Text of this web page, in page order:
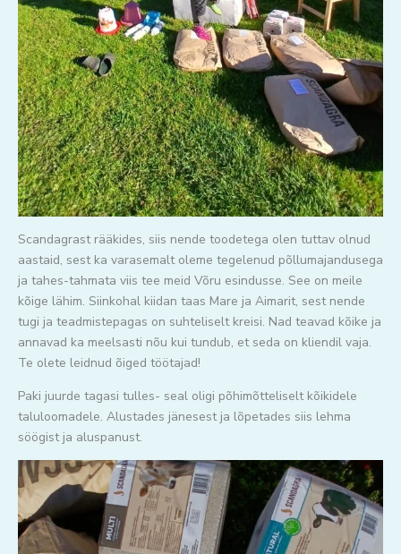
Scandagrast rääkides, siis nende toodetega olen tuttav olnud
aastaid, sest ka varasemalt oleme tegelenud põllumajandusega
ja tahes-tahmata viis tee meid Võru esindusse. See on meile
kõige lähim. Siinkohal kiidan taas Mare ja Aimarit, sest nende
tugi ja teadmistepagas on suhteliselt kreisi. Nad teavad kõike ja
annavad ka meelsasti nõu kui tundub, et seda on kliendil vaja.
Te olete leidnud õiged töötajad!
Paki juurde tagasi tulles- seal oligi põhimõtteliselt kõikidele
taluloomadele. Alustades jänesest ja lõpetades siis lehma
söögist ja aluspanust.